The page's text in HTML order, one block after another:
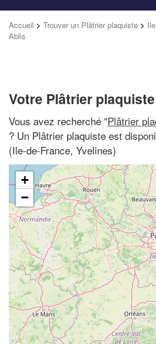
Accueil > Trouver un Plâtrier plaquiste >
Ablis
Votre Plâtrier
Vous avez recherché "Plâtrier
? Un Plâtrier plaquiste est
(Ile-de-France, Yvelines)
+
−